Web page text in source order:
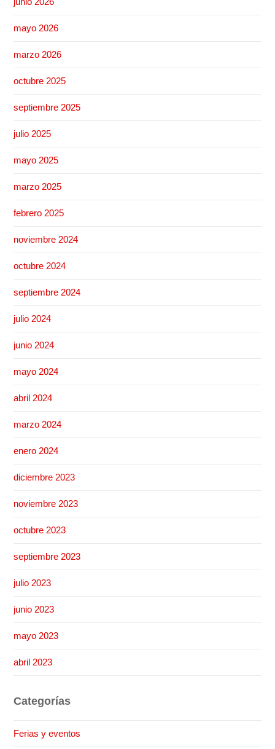
mayo 2026
marzo 2026
octubre 2025
septiembre 2025
julio 2025
mayo 2025
marzo 2025
febrero 2025
noviembre 2024
octubre 2024
septiembre 2024
julio 2024
junio 2024
mayo 2024
abril 2024
marzo 2024
enero 2024
diciembre 2023
noviembre 2023
octubre 2023
septiembre 2023
julio 2023
junio 2023
mayo 2023
abril 2023
Categorías
Ferias y eventos